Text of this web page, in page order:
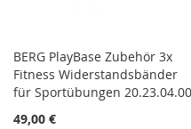
BERG PlayBase Zubehör 3x
Fitness Widerstandsbänder
für Sportübungen 20.23.04.00
49,00 €